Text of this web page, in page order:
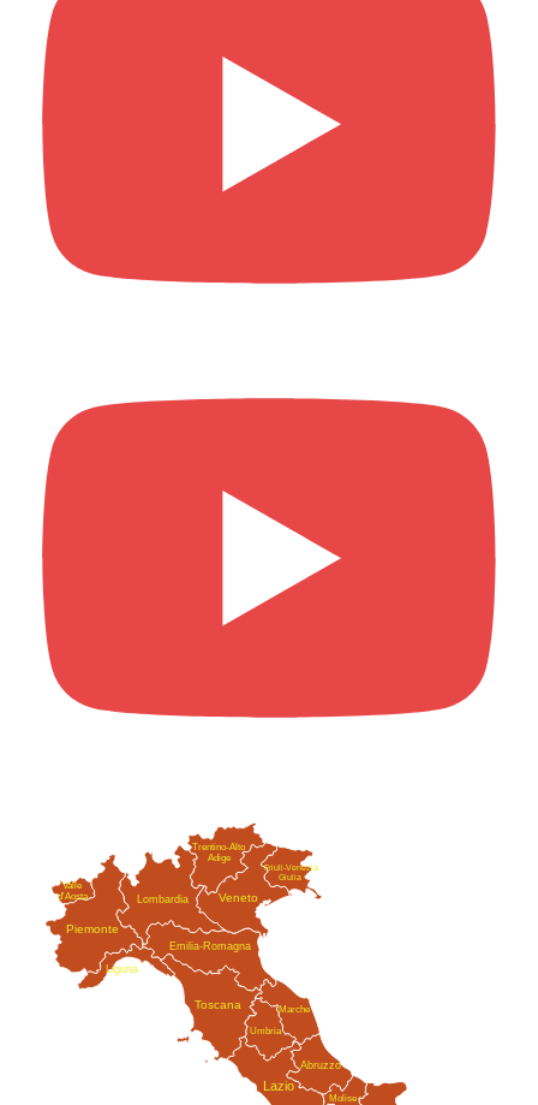
Abruzzo
Valle
d'Aosta
Emilia-Romagna
Friuli-Venezia
Giulia
Lazio
Liguria
Lombardia
Marche
Molise
Piemonte
Trentino-Alto
Adige
Toscana
Umbria
Veneto